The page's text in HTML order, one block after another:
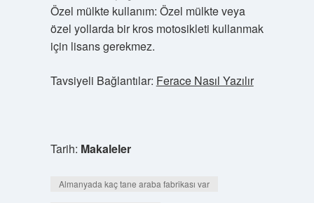
Özel mülkte kullanım: Özel mülkte veya
özel yollarda bir kros motosikleti kullanmak
için lisans gerekmez.
Tavsiyeli Bağlantılar: Ferace Nasıl Yazılır
Tarih: Makaleler
Almanyada kaç tane araba fabrikası var